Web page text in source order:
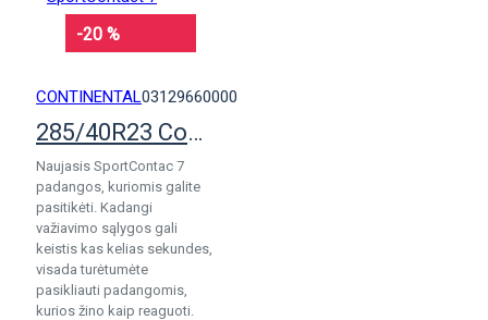
-20 %
CONTINENTAL03129660000
285/40R23 Continental SportContact 7
Naujasis SportContac 7
padangos, kuriomis galite
pasitikėti. Kadangi
važiavimo sąlygos gali
keistis kas kelias sekundes,
visada turėtumėte
pasikliauti padangomis,
kurios žino kaip reaguoti.